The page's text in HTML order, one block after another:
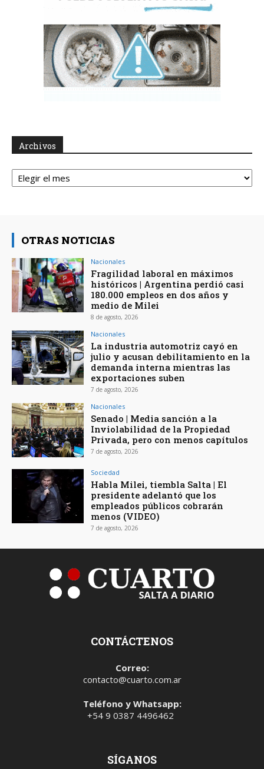
Archivos
Archivos
OTRAS NOTICIAS
Nacionales
Fragilidad laboral en máximos
históricos | Argentina perdió casi
180.000 empleos en dos años y
medio de Milei
8 de agosto, 2026
Nacionales
La industria automotriz cayó en
julio y acusan debilitamiento en la
demanda interna mientras las
exportaciones suben
7 de agosto, 2026
Nacionales
Senado | Media sanción a la
Inviolabilidad de la Propiedad
Privada, pero con menos capítulos
7 de agosto, 2026
Sociedad
Habla Milei, tiembla Salta | El
presidente adelantó que los
empleados públicos cobrarán
menos (VIDEO)
7 de agosto, 2026
CONTÁCTENOS
Correo:
contacto@cuarto.com.ar
Teléfono y Whatsapp:
+54 9 0387 4496462
SÍGANOS